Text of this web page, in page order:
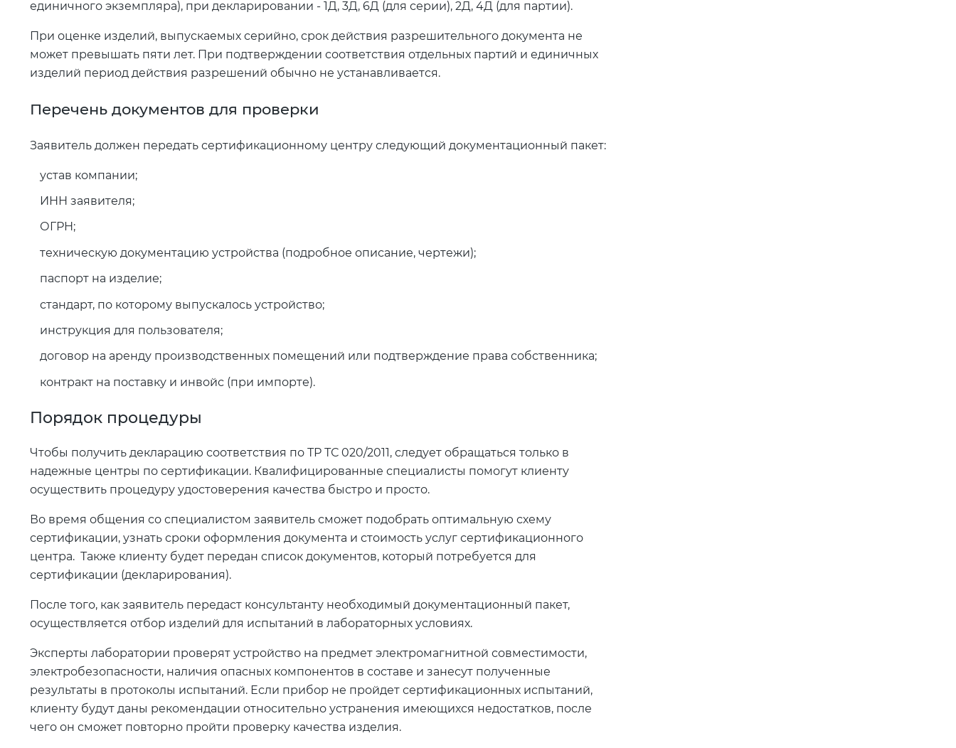
единичного экземпляра), при декларировании - 1Д, 3Д, 6Д (для серии), 2Д, 4Д (для партии).
При оценке изделий, выпускаемых серийно, срок действия разрешительного документа не
может превышать пяти лет. При подтверждении соответствия отдельных партий и единичных
изделий период действия разрешений обычно не устанавливается.
Перечень документов для проверки
Заявитель должен передать сертификационному центру следующий документационный пакет:
устав компании;
ИНН заявителя;
ОГРН;
техническую документацию устройства (подробное описание, чертежи);
паспорт на изделие;
стандарт, по которому выпускалось устройство;
инструкция для пользователя;
договор на аренду производственных помещений или подтверждение права собственника;
контракт на поставку и инвойс (при импорте).
Порядок процедуры
Чтобы получить декларацию соответствия по ТР ТС 020/2011, следует обращаться только в
надежные центры по сертификации. Квалифицированные специалисты помогут клиенту
осуществить процедуру удостоверения качества быстро и просто.
Во время общения со специалистом заявитель сможет подобрать оптимальную схему
сертификации, узнать сроки оформления документа и стоимость услуг сертификационного
центра. Также клиенту будет передан список документов, который потребуется для
сертификации (декларирования).
После того, как заявитель передаст консультанту необходимый документационный пакет,
осуществляется отбор изделий для испытаний в лабораторных условиях.
Эксперты лаборатории проверят устройство на предмет электромагнитной совместимости,
электробезопасности, наличия опасных компонентов в составе и занесут полученные
результаты в протоколы испытаний. Если прибор не пройдет сертификационных испытаний,
клиенту будут даны рекомендации относительно устранения имеющихся недостатков, после
чего он сможет повторно пройти проверку качества изделия.